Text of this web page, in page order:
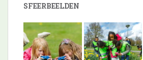
SFEERBEELDEN